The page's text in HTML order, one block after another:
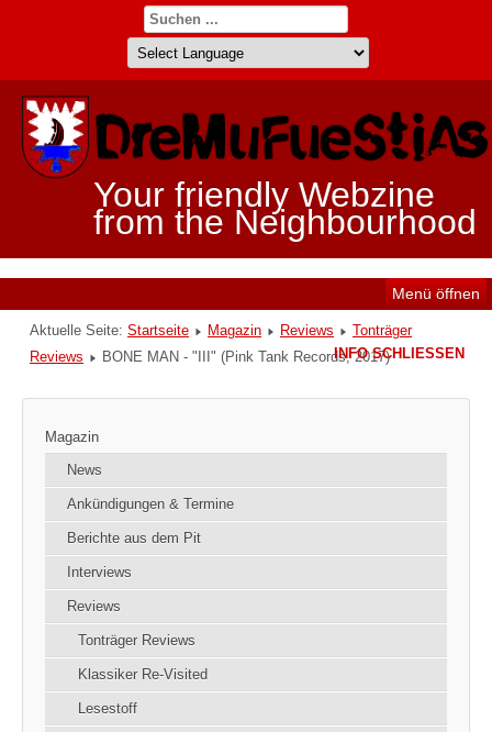
Your friendly Webzine
from the Neighbourhood
Menü öffnen
Aktuelle Seite: Startseite Magazin Reviews
Tonträger
Reviews
BONE MAN - "III" (Pink Tank Records, 2017)
Magazin
News
Ankündigungen & Termine
Berichte aus dem Pit
Interviews
Reviews
Tonträger Reviews
Klassiker Re-Visited
Lesestoff
INFO SCHLIESSEN